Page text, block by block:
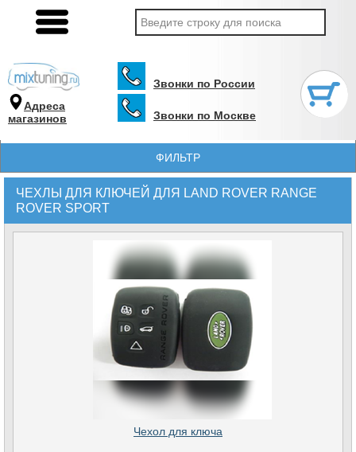
Адреса
магазинов
Звонки по России
Звонки по Москве
ФИЛЬТР
ЧЕХЛЫ ДЛЯ КЛЮЧЕЙ ДЛЯ LAND ROVER RANGE
ROVER SPORT
Чехол для ключа